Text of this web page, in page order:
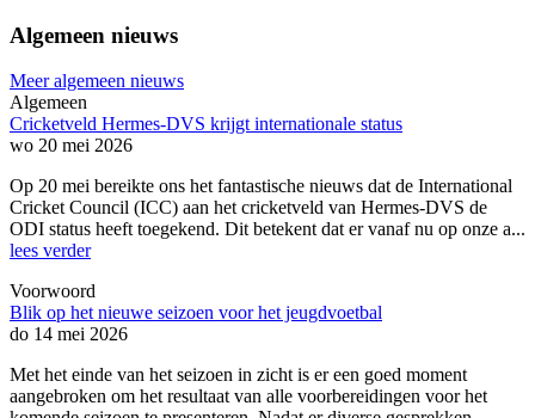
Algemeen nieuws
Meer algemeen nieuws
Algemeen
Cricketveld Hermes-DVS krijgt internationale status
wo 20 mei 2026
Op 20 mei bereikte ons het fantastische nieuws dat de International
Cricket Council (ICC) aan het cricketveld van Hermes-DVS de
ODI status heeft toegekend. Dit betekent dat er vanaf nu op onze a...
lees verder
Voorwoord
Blik op het nieuwe seizoen voor het jeugdvoetbal
do 14 mei 2026
Met het einde van het seizoen in zicht is er een goed moment
aangebroken om het resultaat van alle voorbereidingen voor het